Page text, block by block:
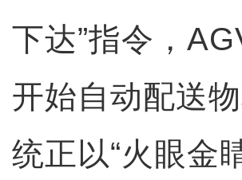
下达”指令，
开始自动配送
统正以“火眼金